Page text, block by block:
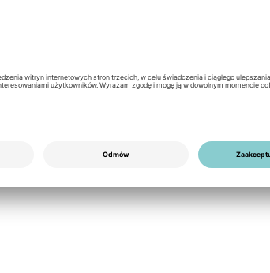
SmartACU2000D-D-10,
controller redefines control with
and offers excellent adaptability and